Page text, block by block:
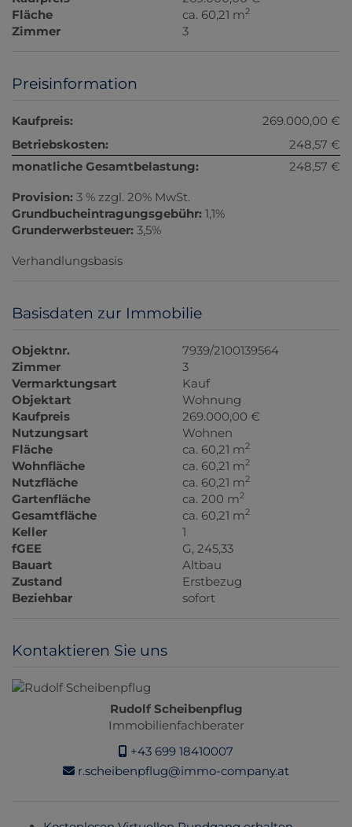
Fläche
ca. 60,21 m2
Zimmer 3
Preisinformation
Kaufpreis:
269.000,00 €
Betriebskosten:
248,57 €
monatliche Gesamtbelastung:
248,57 €
Provision: 3 % zzgl. 20% MwSt.
Grundbucheintragungsgebühr: 1,1%
Grunderwerbsteuer: 3,5%
Verhandlungsbasis
Basisdaten zur Immobilie
Objektnr.
7939/2100139564
Zimmer
3
Vermarktungsart
Kauf
Objektart
Wohnung
Kaufpreis
269.000,00 €
Nutzungsart
Wohnen
Fläche
ca. 60,21 m2
Wohnfläche ca. 60,21 m2
Nutzfläche ca. 60,21 m2
Gartenfläche ca. 200 m2
Gesamtfläche ca. 60,21 m2
Keller
1
fGEE
G, 245,33
Bauart
Altbau
Zustand
Erstbezug
Beziehbar
sofort
Kontaktieren Sie uns
Rudolf Scheibenpflug
Immobilienfachberater
+43 699 18410007
r.scheibenpflug@immo-company.at